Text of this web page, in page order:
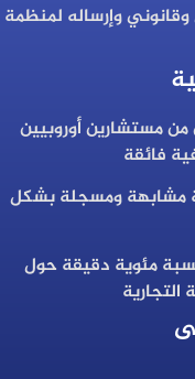
وإرساله لمنظمة
مستشارين أوروبيين
فائقة
مشابهة ومسجلة بشكل
مئوية دقيقة حول